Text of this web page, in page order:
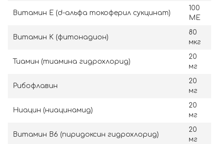
Витамин E (d-альфа токоферил сукцинат)
100
МЕ
Витамин K (фитонадион)
80
мкг
Тиамин (тиамина гидрохлорид)
20
мг
Рибофлавин
20
мг
Ниацин (ниацинамид)
20
мг
Витамин B6 (пиридоксин гидрохлорид)
20
мг